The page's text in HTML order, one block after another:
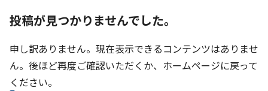
投稿が見つかりませんでした。
申し訳ありません。現在表示できるコンテンツはありませ
ん。後ほど再度ご確認いただくか、ホームページに戻って
ください。